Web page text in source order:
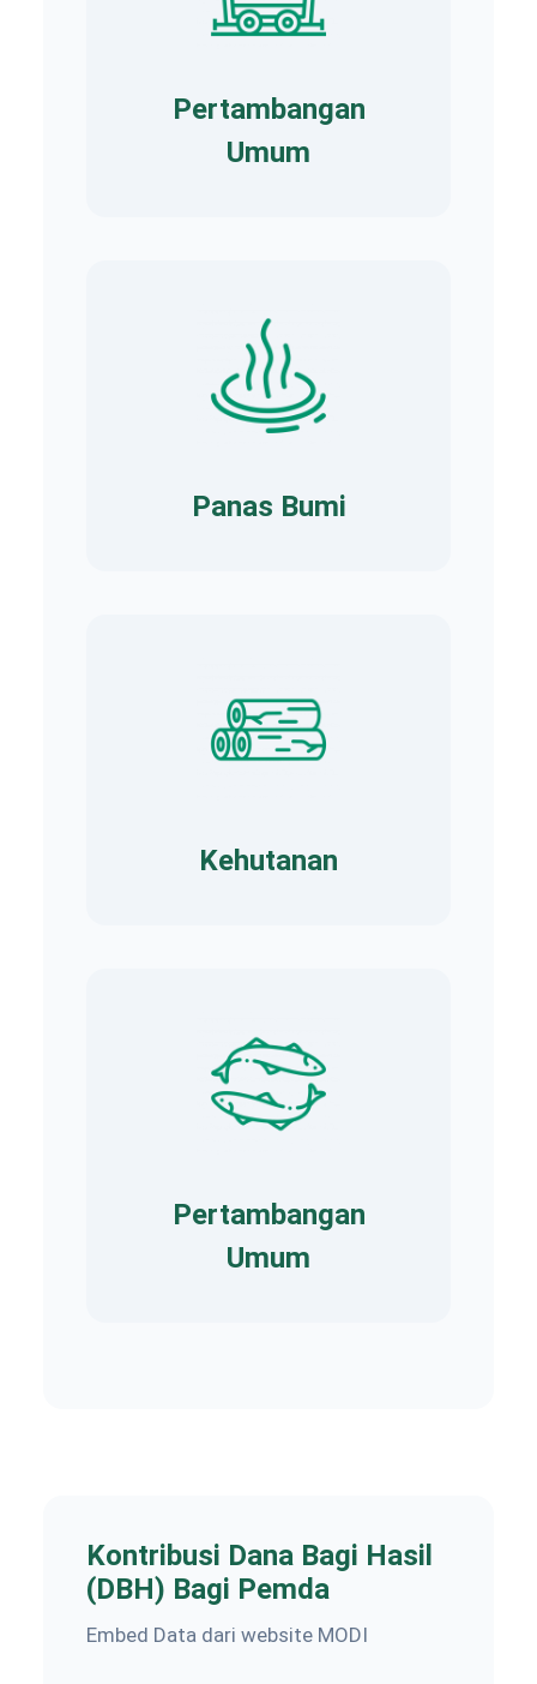
Pertambangan
Umum
Panas Bumi
Kehutanan
Pertambangan
Umum
Kontribusi Dana Bagi Hasil
(DBH) Bagi Pemda
Embed Data dari website MODI